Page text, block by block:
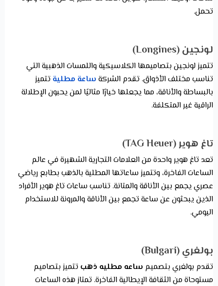
تحمل.
لونجين (Longines)
تتميز لونجين بتصاميمها الكلاسيكية واللمسات الذهبية التي
تناسب مختلف الأذواق. تقدم الشركة ساعة مطلية تتميز
بالبساطة والأناقة، مما يجعلها خيارًا مثاليًا لمن يحبون الإطلالة
الراقية غير المتكلفة.
تاغ هوير (TAG Heuer)
تعد تاغ هوير واحدة من العلامات التجارية الشهيرة في عالم
الساعات الفاخرة، وتتميز ساعاتها المطلية بالذهب بطابع رياضي
عصري يجمع بين الأناقة والمتانة. تناسب ساعات تاغ هوير الأفراد
الذين يبحثون عن ساعة تجمع بين الأناقة والمرونة للاستخدام
اليومي.
بولغري (Bulgari)
تقدم بولغري بتصميم ساعه مطليه ذهب تتميز بتصاميم
مستوحاة من الثقافة الإيطالية الفاخرة. تمتاز هذه الساعات